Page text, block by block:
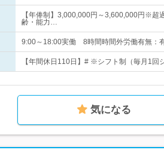
【年俸制】3,000,000円～3,600,000円※
齢・能力…
9:00～18:00実働 8時間時間外労働有無：
【年間休日110日】# ※シフト制（毎月1回
気になる